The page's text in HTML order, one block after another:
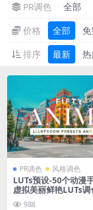
PR调色
全部
价格
全部
排序
最新
PR调色 风格调色
LUTs预设-50个动漫
虚拟美丽鲜艳LUTs调
988